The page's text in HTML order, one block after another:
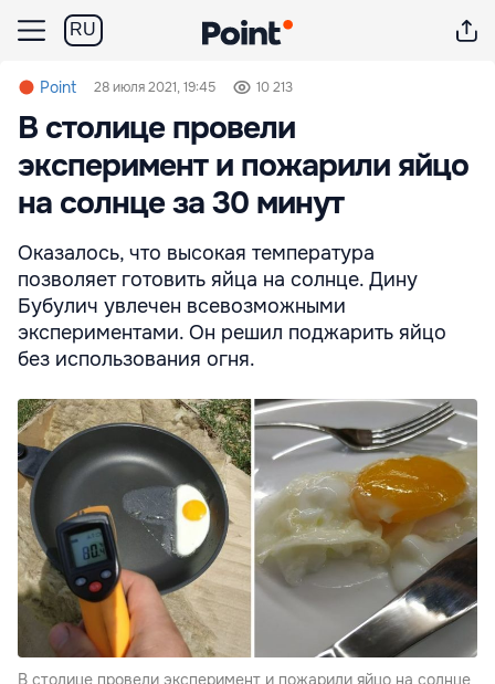
RU
Point 28 июля 2021, 19:45 10 213
В столице провели
эксперимент и пожарили яйцо
на солнце за 30 минут
Оказалось, что высокая температура
позволяет готовить яйца на солнце. Дину
Бубулич увлечен всевозможными
экспериментами. Он решил поджарить яйцо
без использования огня.